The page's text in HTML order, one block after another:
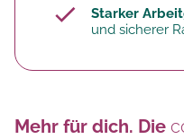
Starker
und sicherer
Mehr für dich. Die